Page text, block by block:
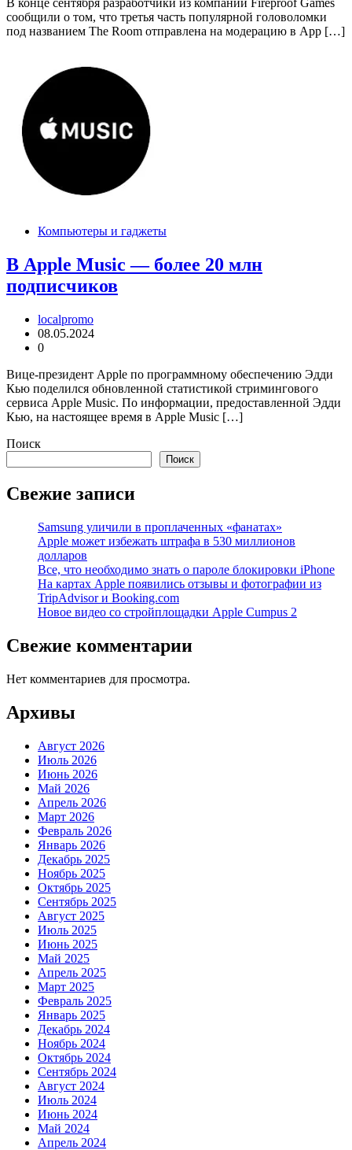
В конце сентября разработчики из компании Fireproof Games
сообщили о том, что третья часть популярной головоломки
под названием The Room отправлена на модерацию в App […]
Компьютеры и гаджеты
В Apple Music — более 20 млн
подписчиков
localpromo
08.05.2024
0
Вице-президент Apple по программному обеспечению Эдди
Кью поделился обновленной статистикой стримингового
сервиса Apple Music. По информации, предоставленной Эдди
Кью, на настоящее время в Apple Music […]
Поиск
Поиск
Свежие записи
Samsung уличили в проплаченных «фанатах»
Apple может избежать штрафа в 530 миллионов
долларов
Все, что необходимо знать о пароле блокировки iPhone
На картах Apple появились отзывы и фотографии из
TripAdvisor и Booking.com
Новое видео со стройплощадки Apple Cumpus 2
Свежие комментарии
Нет комментариев для просмотра.
Архивы
Август 2026
Июль 2026
Июнь 2026
Май 2026
Апрель 2026
Март 2026
Февраль 2026
Январь 2026
Декабрь 2025
Ноябрь 2025
Октябрь 2025
Сентябрь 2025
Август 2025
Июль 2025
Июнь 2025
Май 2025
Апрель 2025
Март 2025
Февраль 2025
Январь 2025
Декабрь 2024
Ноябрь 2024
Октябрь 2024
Сентябрь 2024
Август 2024
Июль 2024
Июнь 2024
Май 2024
Апрель 2024